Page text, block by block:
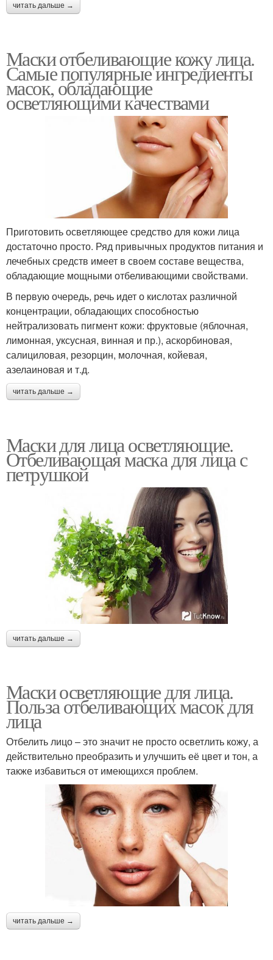
читать дальше →
Маски отбеливающие кожу лица.
Самые популярные ингредиенты
масок, обладающие
осветляющими качествами
Приготовить осветляющее средство для кожи лица
достаточно просто. Ряд привычных продуктов питания и
лечебных средств имеет в своем составе вещества,
обладающие мощными отбеливающими свойствами.
В первую очередь, речь идет о кислотах различной
концентрации, обладающих способностью
нейтрализовать пигмент кожи: фруктовые (яблочная,
лимонная, уксусная, винная и пр.), аскорбиновая,
салициловая, резорцин, молочная, койевая,
азелаиновая и т.д.
читать дальше →
Маски для лица осветляющие.
Отбеливающая маска для лица с
петрушкой
читать дальше →
Маски осветляющие для лица.
Польза отбеливающих масок для
лица
Отбелить лицо – это значит не просто осветлить кожу, а
действительно преобразить и улучшить её цвет и тон, а
также избавиться от имеющихся проблем.
читать дальше →